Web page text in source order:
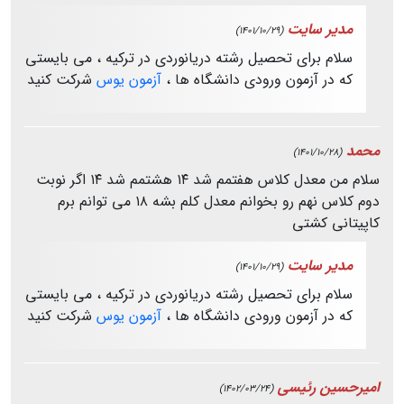
مدیر سایت (1401/10/29)
سلام برای تحصیل رشته دریانوردی در ترکیه ، می بایستی
که در آزمون ورودی دانشگاه ها ، آزمون یوس شرکت کنید
محمد(1401/10/28)
سلام من معدل کلاس هفتمم شد ۱۴ هشتمم شد ۱۴ اگر نوبت
دوم کلاس نهم رو بخوانم معدل کلم بشه ۱۸ می توانم برم
کاپیتانی کشتی
مدیر سایت (1401/10/29)
سلام برای تحصیل رشته دریانوردی در ترکیه ، می بایستی
که در آزمون ورودی دانشگاه ها ، آزمون یوس شرکت کنید
امیرحسین رئیسی (1402/03/24)